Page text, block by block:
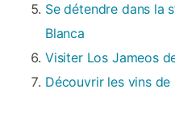
Se détendre dans la
Blanca
Visiter Los Jameos
Découvrir les vins de